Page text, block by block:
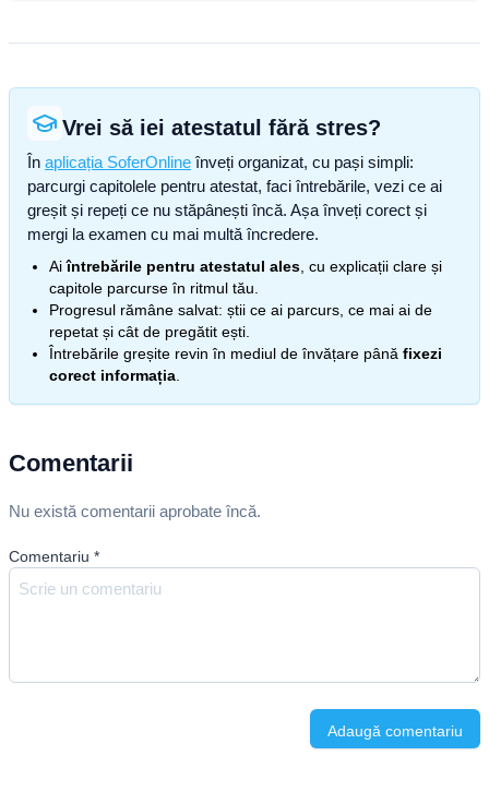
Vrei să iei atestatul fără stres?
În aplicația SoferOnline înveți organizat, cu pași simpli:
parcurgi capitolele pentru atestat, faci întrebările, vezi ce ai
greșit și repeți ce nu stăpânești încă. Așa înveți corect și
mergi la examen cu mai multă încredere.
Aiîntrebările pentru atestatul ales , cu explicații clare și
capitole parcurse în ritmul tău.
Progresul rămâne salvat: știi ce ai parcurs, ce mai ai de
repetat și cât de pregătit ești.
Întrebările greșite revin în mediul de învățare până fixezi
corect informația
Comentarii
Nu există comentarii aprobate încă.
Comentariu *
Adaugă comentariu